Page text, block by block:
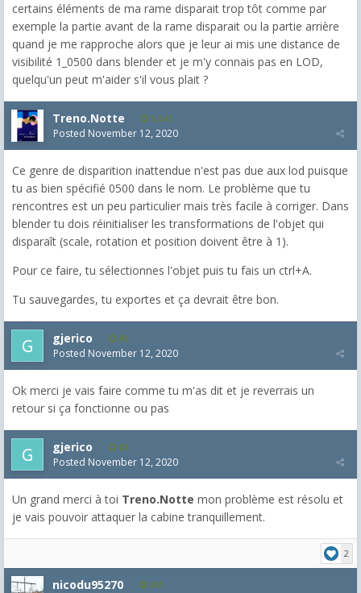
certains éléments de ma rame disparait trop tôt comme par
exemple la partie avant de la rame disparait ou la partie arrière
quand je me rapproche alors que je leur ai mis une distance de
visibilité 1_0500 dans blender et je m'y connais pas en LOD,
quelqu'un peut m'aider s'il vous plait ?
Treno.Notte 5,543
Posted November 12, 2020
Ce genre de disparition inattendue n'est pas due aux lod puisque
tu as bien spécifié 0500 dans le nom. Le problème que tu
rencontres est un peu particulier mais très facile à corriger. Dans
blender tu dois réinitialiser les transformations de l'objet qui
disparaît (scale, rotation et position doivent être à 1).
Pour ce faire, tu sélectionnes l'objet puis tu fais un ctrl+A.
Tu sauvegardes, tu exportes et ça devrait être bon.
gjerico 86
Posted November 12, 2020
Ok merci je vais faire comme tu m'as dit et je reverrais un
retour si ça fonctionne ou pas
gjerico 86
Posted November 12, 2020
Un grand merci à toi Treno.Notte mon problème est résolu et
je vais pouvoir attaquer la cabine tranquillement.
2
nicodu95270 801